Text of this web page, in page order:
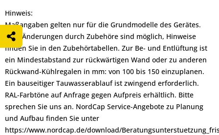
Hinweis:
Maßangaben gelten nur für die Grundmodelle des Gerätes.
Maß-Änderungen durch Zubehöre sind möglich, Hinweise
finden Sie in den Zubehörtabellen. Zur Be- und Entlüftung ist
ein Mindestabstand zur rückwärtigen Wand oder zu anderen
Rückwand-Kühlregalen in mm: von 100 bis 150 einzuplanen.
Ein bauseitiger Tauwasserablauf ist zwingend erforderlich.
RAL-Farbtöne auf Anfrage gegen Aufpreis erhältlich. Bitte
sprechen Sie uns an. NordCap Service-Angebote zu Planung
und Aufbau finden Sie unter
https://www.nordcap.de/download/